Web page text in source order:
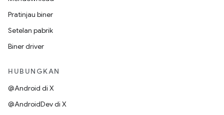
Pratinjau biner
Setelan pabrik
Biner driver
HUBUNGKAN
@Android di X
@AndroidDev di X